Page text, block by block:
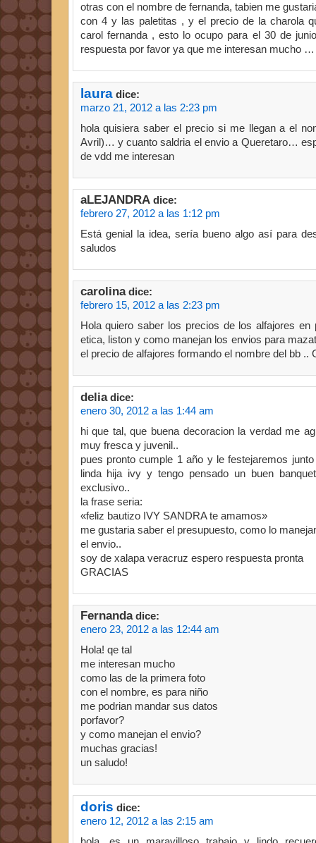
otras con el nombre de fernanda, tabien me
con 4 y las paletitas , y el precio de la charola
carol fernanda , esto lo ocupo para el 30 de
respuesta por favor ya que me interesan mucho …
laura dice:
marzo 21, 2012 a las 2:23 pm
hola quisiera saber el precio si me llegan a el
Avril)… y cuanto saldria el envio a Queretaro…
de vdd me interesan
aLEJANDRA dice:
febrero 27, 2012 a las 1:12 pm
Está genial la idea, sería bueno algo así para
saludos
carolina dice:
febrero 15, 2012 a las 2:23 pm
Hola quiero saber los precios de los alfajores en
etica, liston y como manejan los envios para
el precio de alfajores formando el nombre del bb ..
delia dice:
enero 30, 2012 a las 1:44 am
hi que tal, que buena decoracion la verdad me
muy fresca y juvenil..
pues pronto cumple 1 año y le festejaremos
linda hija ivy y tengo pensado un buen
exclusivo..
la frase seria:
«feliz bautizo IVY SANDRA te amamos»
me gustaria saber el presupuesto, como lo
el envio..
soy de xalapa veracruz espero respuesta pronta
GRACIAS
Fernanda dice:
enero 23, 2012 a las 12:44 am
Hola! qe tal
me interesan mucho
como las de la primera foto
con el nombre, es para niño
me podrian mandar sus datos
porfavor?
y como manejan el envio?
muchas gracias!
un saludo!
doris dice:
enero 12, 2012 a las 2:15 am